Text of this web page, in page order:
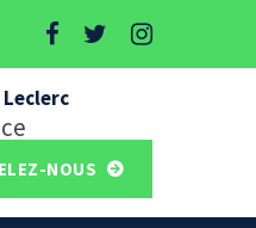
Leclerc
NOUS